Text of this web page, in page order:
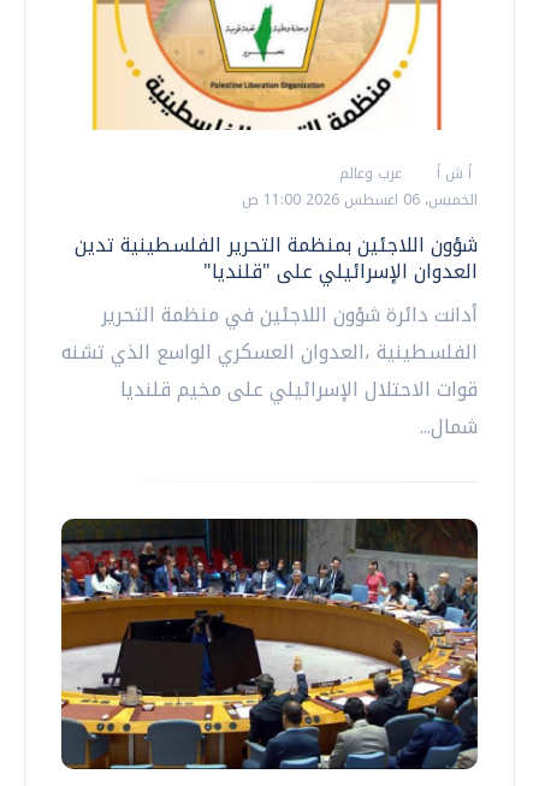
أ ش أ
عرب وعالم
الخميس، 06 اغسطس 2026 11:00 ص
شؤون اللاجئين بمنظمة التحرير الفلسطينية تدين
العدوان الإسرائيلي على "قلنديا"
أدانت دائرة شؤون اللاجئين في منظمة التحرير
الفلسطينية ،العدوان العسكري الواسع الذي تشنه
قوات الاحتلال الإسرائيلي على مخيم قلنديا
شمال...